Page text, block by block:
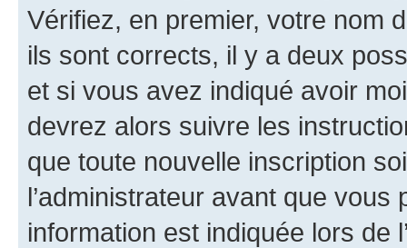
Vérifiez, en premier, votre nom
ils sont corrects, il y a deux
et si vous avez indiqué avoir
devrez alors suivre les
que toute nouvelle inscription
l’administrateur avant que
information est indiquée lors de